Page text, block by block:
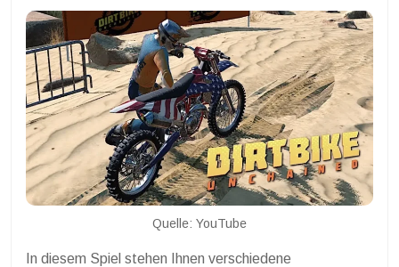
Quelle: YouTube
In diesem Spiel stehen Ihnen verschiedene